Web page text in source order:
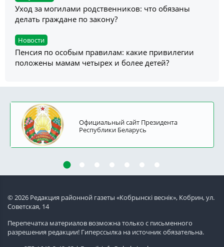
Уход за могилами родственников: что обязаны
делать граждане по закону?
Новости
Пенсия по особым правилам: какие привилегии
положены мамам четырех и более детей?
Официальный сайт Президента
Республики Беларусь
© 2026 Редакция районной газеты «Кобрынскi веснiк», Кобрин, ул.
Советская, 14
Перепечатка материалов возможна только с письменного
разрешения редакции! Гиперссылка на источник обязательна.